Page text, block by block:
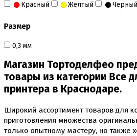
Красный Желтый Черный
Размер
0,3 мм
Магазин Тортоделфео
товары из категории Все
принтера в Краснодаре.
Широкий ассортимент товаров для
приготовления множества
только опытному мастеру, но также